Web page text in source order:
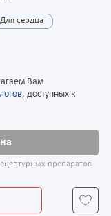
Для сердца
Вам
, доступных к
препаратов